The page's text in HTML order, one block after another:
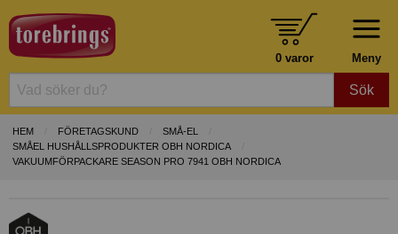
Meny
0 varor
Sök
HEM FÖRETAGSKUND
SMÅ-EL
SMÅEL HUSHÅLLSPRODUKTER OBH NORDICA
VAKUUMFÖRPACKARE SEASON PRO 7941 OBH NORDICA